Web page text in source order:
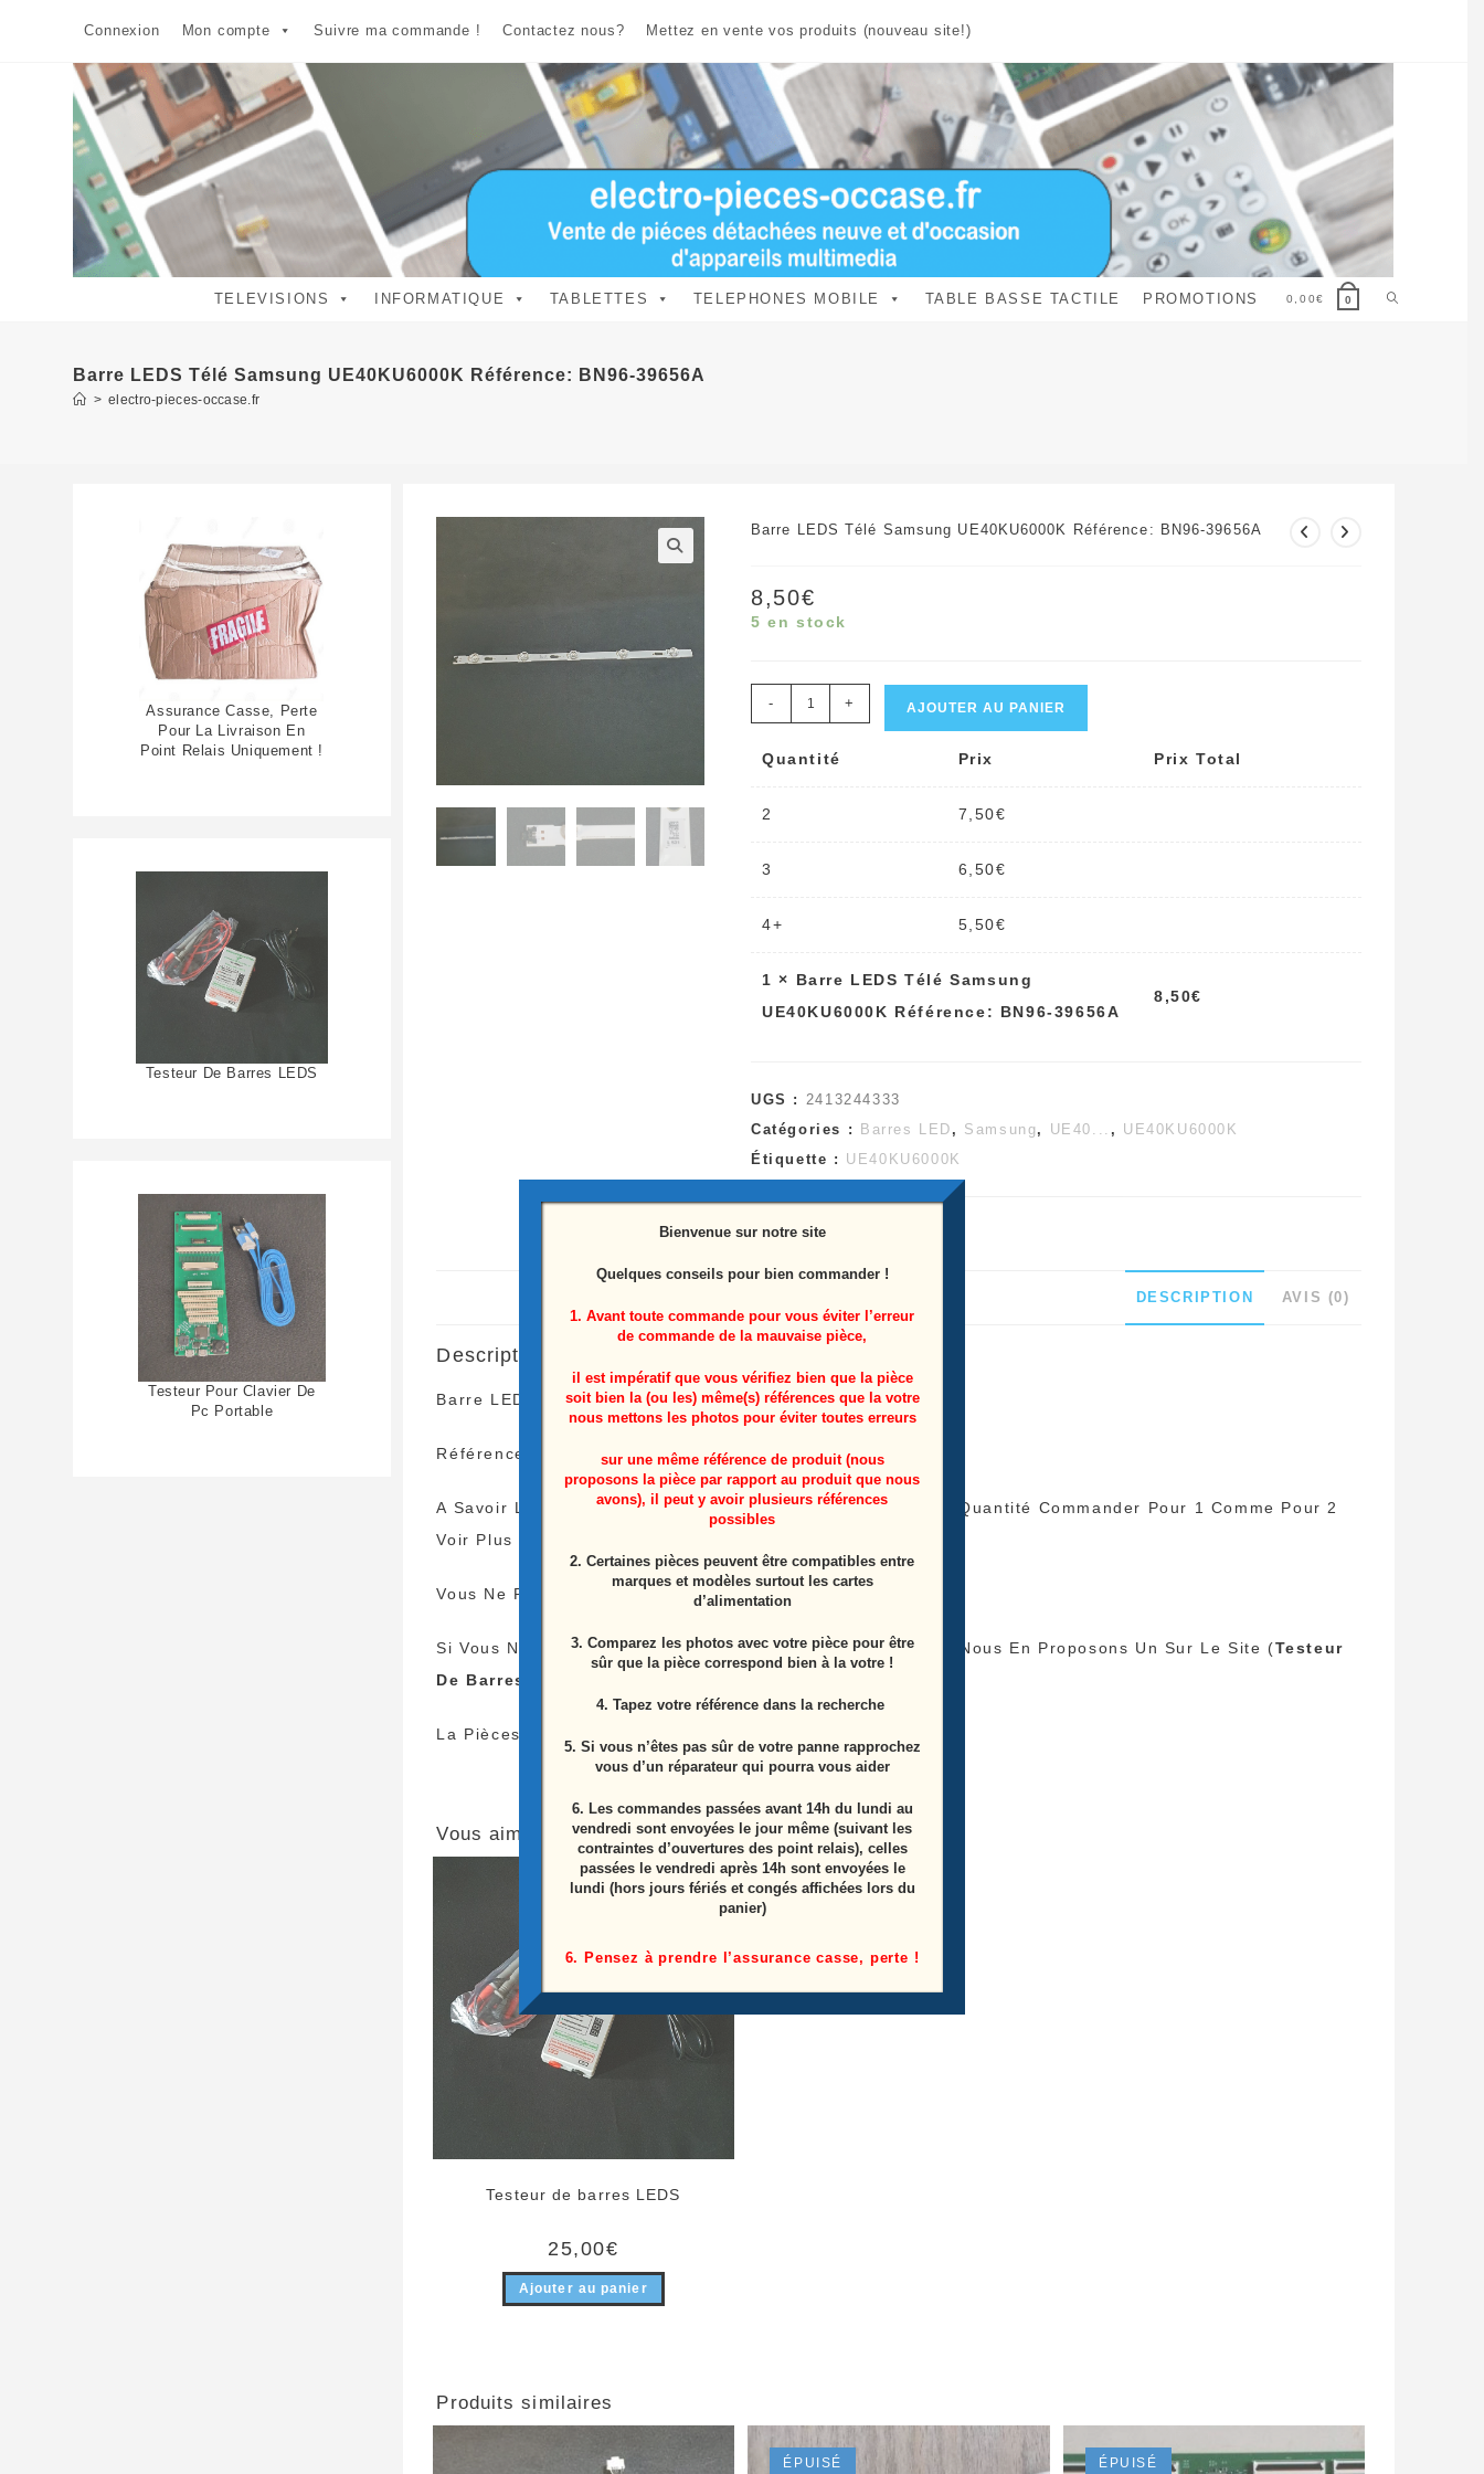
Connexion Mon compte Suivre ma commande ! Contactez nous? Mettez en vente vos produits (nouveau site!)
TELEVISIONS INFORMATIQUE TABLETTES TELEPHONES MOBILE TABLE BASSE TACTILE PROMOTIONS 0,00€ 0 Toggle
Barre LEDS Télé Samsung UE40KU6000K Référence: BN96-39656A
> electro-pieces-occase.fr
Barre LEDS Télé Samsung UE40KU6000K Référence: BN96-39656A
8,50€
5 en stock
quantité
Barre
Référence:
39656A
- + AJOUTER AU PANIER
Quantité Prix Prix Total
2 7,50€
3 6,50€
4+ 5,50€
1 × Barre LEDS Télé Samsung
UE40KU6000K Référence: BN96-39656A
8,50€
UGS : 2413244333
Catégories :
Barres LED , Samsung, UE40... , UE40KU6000K
Étiquette : UE40KU6000K
DESCRIPTION AVIS (0)
Description
Barre LEDS Télé Samsung UE40KU6000K
Référence: BN96-39656A
A Savoir Le Tarif De Livraison Est Le Même Peu Importe La Quantité Commander Pour 1 Comme Pour 2
Voir Plus
Vous Ne Payer Qu’une Fois Les Frais De Livraison !
Si Vous N’avez Pas L’appareil Pour Tester Vos Barres LEDS Nous En Proposons Un Sur Le Site (Testeur
De Barres LEDS
La Pièces Proviens D’une Télé Écran Casser
Vous aimerez peut-être aussi…
Testeur de barres LEDS
25,00€
Ajouter au panier
Produits similaires
ÉPUISÉ ÉPUISÉ
Assurance Casse, Perte
Pour La Livraison En
Point Relais Uniquement !
Testeur De Barres LEDS
Testeur Pour Clavier De
Pc Portable
Bienvenue sur notre site
Quelques conseils pour bien commander !
1. Avant toute commande pour vous éviter l’erreur
de commande de la mauvaise pièce,
il est impératif que vous vérifiez bien que la pièce
soit bien la (ou les) même(s) références que la votre
nous mettons les photos pour éviter toutes erreurs
sur une même référence de produit (nous
proposons la pièce par rapport au produit que nous
avons), il peut y avoir plusieurs références
possibles
2. Certaines pièces peuvent être compatibles entre
marques et modèles surtout les cartes
d’alimentation
3. Comparez les photos avec votre pièce pour être
sûr que la pièce correspond bien à la votre !
4. Tapez votre référence dans la recherche
5. Si vous n’êtes pas sûr de votre panne rapprochez
vous d’un réparateur qui pourra vous aider
6. Les commandes passées avant 14h du lundi au
vendredi sont envoyées le jour même (suivant les
contraintes d’ouvertures des point relais), celles
passées le vendredi après 14h sont envoyées le
lundi (hors jours fériés et congés affichées lors du
panier)
6. Pensez à prendre l’assurance casse, perte !